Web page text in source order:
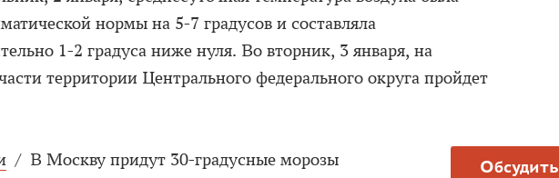
нормы на 5-7 градусов и составляла
1-2 градуса ниже нуля. Во вторник, 3 января, на
территории Центрального федерального округа пройдет
Обсудить
/ В Москву придут 30-градусные морозы